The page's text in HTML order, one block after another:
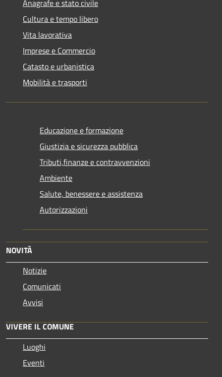
Anagrafe e stato civile
Cultura e tempo libero
Vita lavorativa
Imprese e Commercio
Catasto e urbanistica
Mobilità e trasporti
Educazione e formazione
Giustizia e sicurezza pubblica
Tributi,finanze e contravvenzioni
Ambiente
Salute, benessere e assistenza
Autorizzazioni
NOVITÀ
Notizie
Comunicati
Avvisi
VIVERE IL COMUNE
Luoghi
Eventi